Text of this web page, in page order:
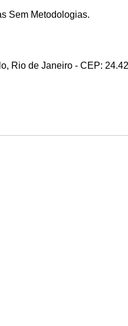
Sem Metodologias.
Rio de Janeiro - CEP: